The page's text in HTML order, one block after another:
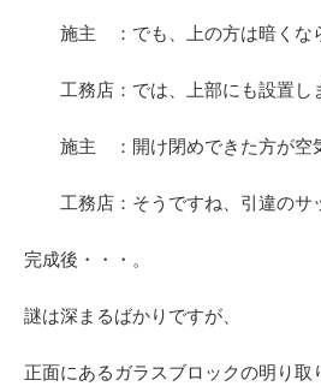
施主 ：でも、上の方は暗くな
工務店：では、上部にも設置し
施主 ：開け閉めできた方が空気
工務店：そうですね、引違のサ
完成後・・・。
謎は深まるばかりですが、
正面にあるガラスブロックの明り取